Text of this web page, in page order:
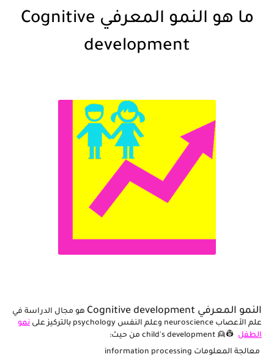
ما هو النمو المعرفي Cognitive
development
النمو المعرفي Cognitive development
هو مجال الدراسة في
علم الأعصاب neuroscience وعلم النفس psychology بالتركيز على نمو
الطفل 👷👱
child's development من حيث:
معالجة المعلومات information processing